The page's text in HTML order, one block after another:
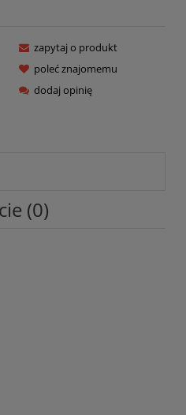
zapytaj o produkt
poleć znajomemu
dodaj opinię
(0)